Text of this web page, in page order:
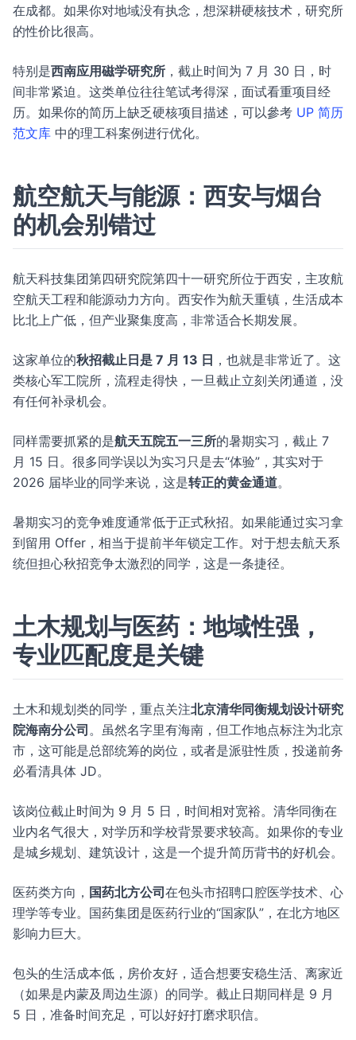
在成都。如果你对地域没有执念，想深耕硬核技术，研究所
的性价比很高。
特别是西南应用磁学研究所 ，截止时间为 7 月 30 日，时
间非常紧迫。这类单位往往笔试考得深，面试看重项目经
历。如果你的简历上缺乏硬核项目描述，可以參考 UP 简历
范文库 中的理工科案例进行优化。
航空航天与能源：西安与烟台
的机会别错过
航天科技集团第四研究院第四十一研究所位于西安，主攻航
空航天工程和能源动力方向。西安作为航天重镇，生活成本
比北上广低，但产业聚集度高，非常适合长期发展。
这家单位的秋招截止日是 7 月 13 日 ，也就是非常近了。这
类核心军工院所，流程走得快，一旦截止立刻关闭通道，没
有任何补录机会。
同样需要抓紧的是航天五院五一三所的暑期实习，截止 7
月 15 日。很多同学误以为实习只是去“体验”，其实对于
2026 届毕业的同学来说，这是转正的黄金通道。
暑期实习的竞争难度通常低于正式秋招。如果能通过实习拿
到留用 Offer，相当于提前半年锁定工作。对于想去航天系
统但担心秋招竞争太激烈的同学，这是一条捷径。
土木规划与医药：地域性强，
专业匹配度是关键
土木和规划类的同学，重点关注北京清华同衡规划设计研究
院海南分公司 。虽然名字里有海南，但工作地点标注为北京
市，这可能是总部统筹的岗位，或者是派驻性质，投递前务
必看清具体 JD。
该岗位截止时间为 9 月 5 日，时间相对宽裕。清华同衡在
业内名气很大，对学历和学校背景要求较高。如果你的专业
是城乡规划、建筑设计，这是一个提升简历背书的好机会。
医药类方向， 国药北方公司 在包头市招聘口腔医学技术、心
理学等专业。国药集团是医药行业的“国家队”，在北方地区
影响力巨大。
包头的生活成本低，房价友好，适合想要安稳生活、离家近
（如果是内蒙及周边生源）的同学。截止日期同样是 9 月
5 日，准备时间充足，可以好好打磨求职信。